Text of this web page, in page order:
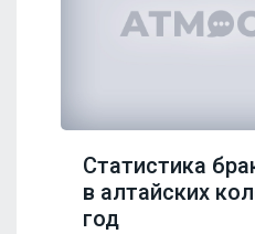
Статистика
в алтайских
год